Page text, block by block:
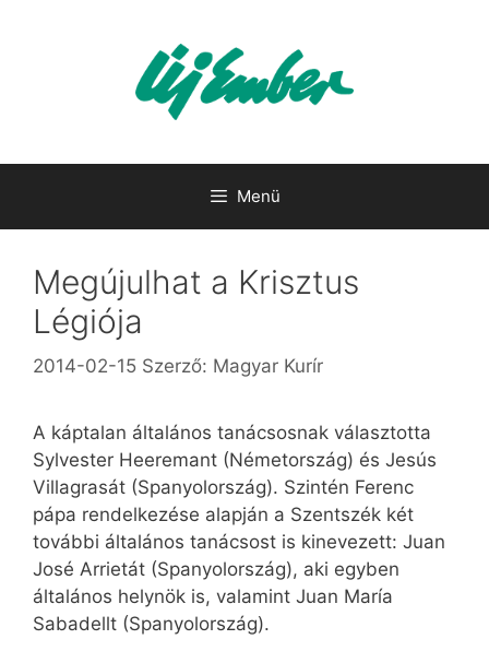
Menü
Megújulhat a Krisztus
Légiója
2014-02-15 Szerző: Magyar Kurír
A káptalan általános tanácsosnak választotta
Sylvester Heeremant (Németország) és Jesús
Villagrasát (Spanyolország). Szintén Ferenc
pápa rendelkezése alapján a Szentszék két
további általános tanácsost is kinevezett: Juan
José Arrietát (Spanyolország), aki egyben
általános helynök is, valamint Juan María
Sabadellt (Spanyolország).